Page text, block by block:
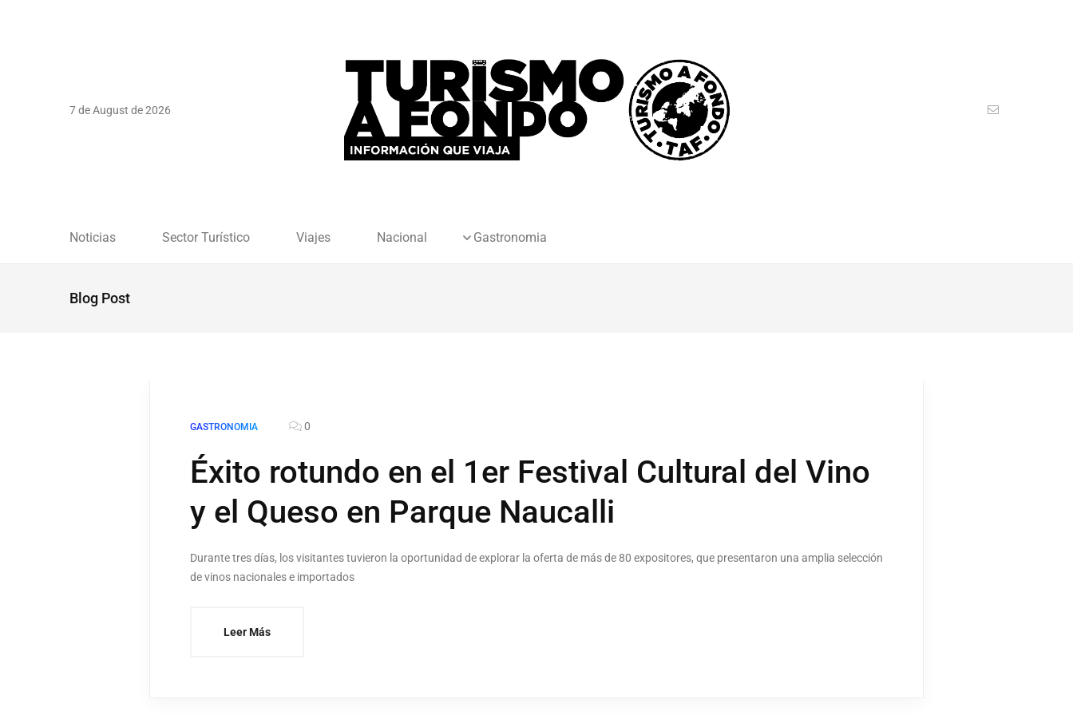
7 de August de 2026
Noticias Sector Turístico Viajes Nacional Gastronomia
Blog Post
GASTRONOMIA 0
Éxito rotundo en el 1er Festival Cultural del Vino
y el Queso en Parque Naucalli
Durante tres días, los visitantes tuvieron la oportunidad de explorar la oferta de más de 80 expositores, que presentaron una amplia selección
de vinos nacionales e importados
Leer Más